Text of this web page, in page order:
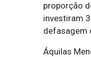
proporção
investiram
defasagem
Áquilas